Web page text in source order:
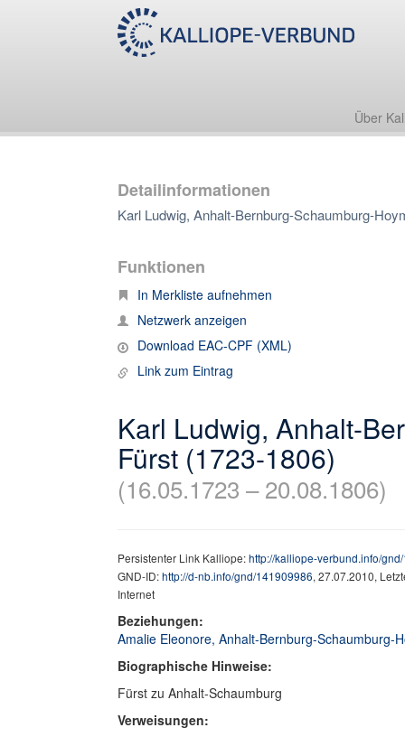
Über
Detailinformationen
Karl Ludwig, Anhalt-Bernburg-Schaumburg-
Funktionen
In Merkliste aufnehmen
Netzwerk anzeigen
Download EAC-CPF (XML)
Link zum Eintrag
Karl Ludwig, Anhalt-
Fürst (1723-1806)
(16.05.1723 – 20.08.1806)
Persistenter Link Kalliope:http://kalliope-verbund.info/
GND-ID:http://d-nb.info/gnd/141909986, 27.07.2010,
Internet
Beziehungen:
Amalie Eleonore, Anhalt-Bernburg-Schaumburg-
Biographische Hinweise:
Fürst zu Anhalt-Schaumburg
Verweisungen: